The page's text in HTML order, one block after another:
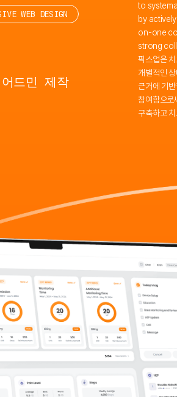
WEB DESIGN
드민 제작
to
by
on-one
strong
픽스업은
개별적인
근거에 기
참여함으로
구축하고